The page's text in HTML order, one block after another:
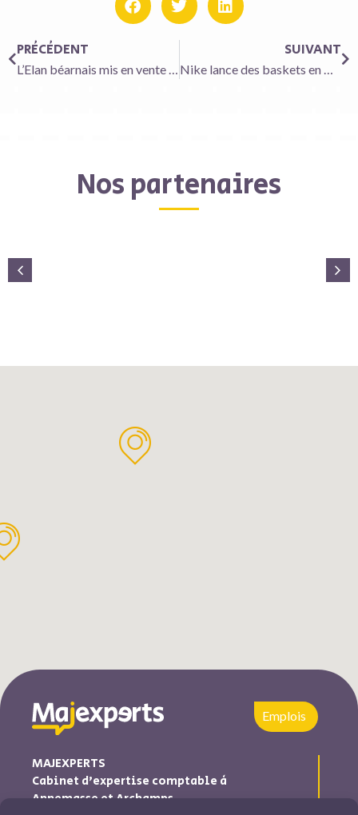
PRÉCÉDENT
L’Elan béarnais mis en vente sous forme de tokens, une première mondiale
SUIVANT
Nike lance des baskets en NFT qui se revendent déjà 8.500 dollars la paire
Nos partenaires
Emplois
MAJEXPERTS
Cabinet d’expertise comptable à
Annemasse et Archamps